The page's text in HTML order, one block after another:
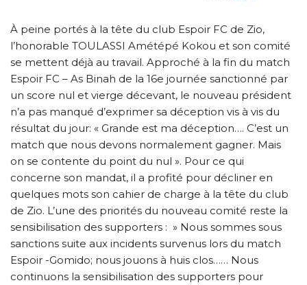
À peine portés à la tête du club Espoir FC de Zio,
l’honorable TOULASSI Amétépé Kokou et son comité
se mettent déjà au travail. Approché à la fin du match
Espoir FC – As Binah de la 16e journée sanctionné par
un score nul et vierge décevant, le nouveau président
n’a pas manqué d’exprimer sa déception vis à vis du
résultat du jour: « Grande est ma déception…. C’est un
match que nous devons normalement gagner. Mais
on se contente du point du nul ». Pour ce qui
concerne son mandat, il a profité pour décliner en
quelques mots son cahier de charge à la tête du club
de Zio. L’une des priorités du nouveau comité reste la
sensibilisation des supporters : » Nous sommes sous
sanctions suite aux incidents survenus lors du match
Espoir -Gomido; nous jouons à huis clos…… Nous
continuons la sensibilisation des supporters pour